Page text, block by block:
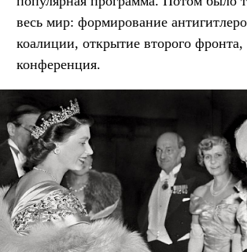
весь мир: формирование
коалиции, открытие второго
конференция.